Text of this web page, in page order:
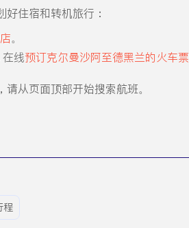
住宿和转机旅行：
。
在线预订克尔曼沙阿至德黑兰的火车票
从页面顶部开始搜索航班。
程